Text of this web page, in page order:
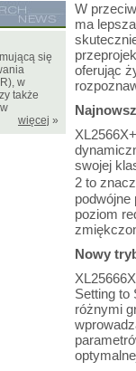
W
ma
oferując
swojej
2 to
poziom
Nowy
Setting to
różnymi
się
w
także
więcej »